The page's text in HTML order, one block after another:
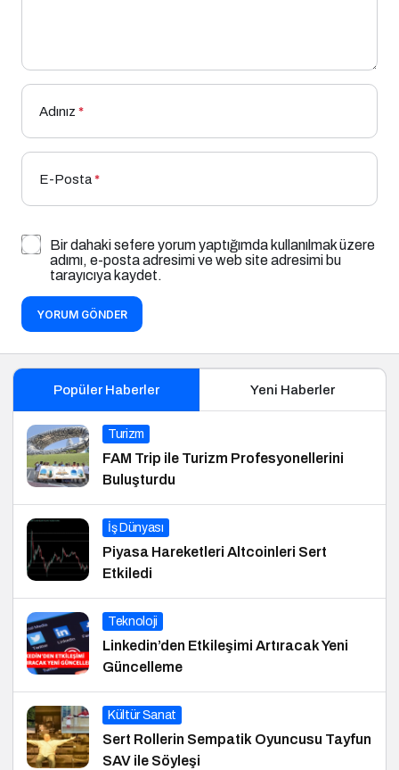
Adınız *
E-Posta*
Bir dahaki sefere yorum yaptığımda kullanılmak üzere
adımı, e-posta adresimi ve web site adresimi bu
tarayıcıya kaydet.
YORUM GÖNDER
Popüler Haberler Yeni Haberler
Turizm
FAM Trip ile Turizm Profesyonellerini
Buluşturdu
İş Dünyası
Piyasa Hareketleri Altcoinleri Sert
Etkiledi
Teknoloji
Linkedin’den Etkileşimi Artıracak Yeni
Güncelleme
Kültür Sanat
Sert Rollerin Sempatik Oyuncusu Tayfun
SAV ile Söyleşi